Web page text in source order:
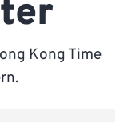
Kong Time